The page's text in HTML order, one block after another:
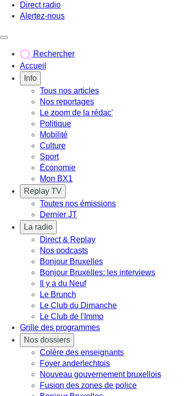
Direct radio
Alertez-nous
Rechercher
Accueil
Info
Tous nos articles
Nos reportages
Le zoom de la rédac'
Politique
Mobilité
Culture
Sport
Économie
Mon BX1
Replay TV
Toutes nos émissions
Dernier JT
La radio
Direct & Replay
Nos podcasts
Bonjour Bruxelles
Bonjour Bruxelles: les interviews
Il y a du Neuf
Le Brunch
Le Club du Dimanche
Le Club de l'Immo
Grille des programmes
Nos dossiers
Colère des enseignants
Foyer anderlechtois
Nouveau gouvernement bruxellois
Fusion des zones de police